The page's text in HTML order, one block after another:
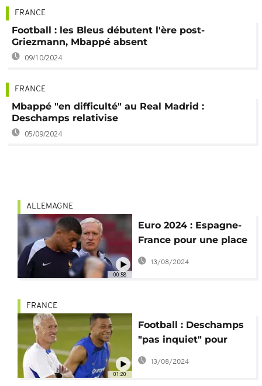
FRANCE
Football : les Bleus débutent l'ère post-
Griezmann, Mbappé absent
09/10/2024
FRANCE
Mbappé "en difficulté" au Real Madrid :
Deschamps relativise
05/09/2024
00:58
ALLEMAGNE
Euro 2024 : Espagne-
France pour une place
en finale
13/08/2024
01:20
FRANCE
Football : Deschamps
"pas inquiet" pour
Mbappé chez les
Bleus
13/08/2024